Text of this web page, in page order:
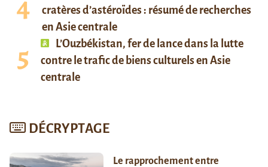
cratères d’astéroïdes : résumé de recherches
en Asie centrale
L’Ouzbékistan, fer de lance dans la lutte
contre le trafic de biens culturels en Asie
centrale
DÉCRYPTAGE
Le rapprochement entre